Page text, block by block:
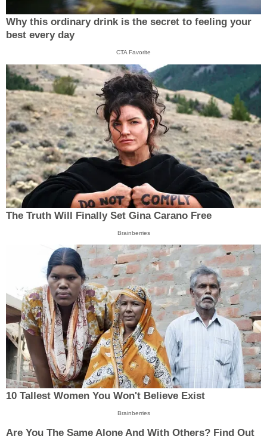
Why this ordinary drink is the secret to feeling your
best every day
CTA Favorite
The Truth Will Finally Set Gina Carano Free
Brainberries
10 Tallest Women You Won't Believe Exist
Brainberries
Are You The Same Alone And With Others? Find Out